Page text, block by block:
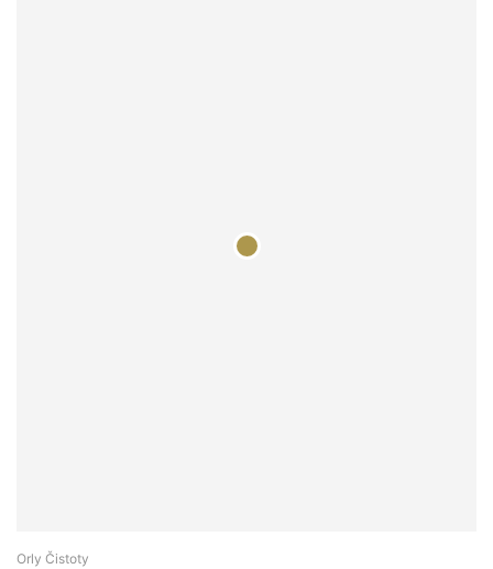
Orly Čistoty